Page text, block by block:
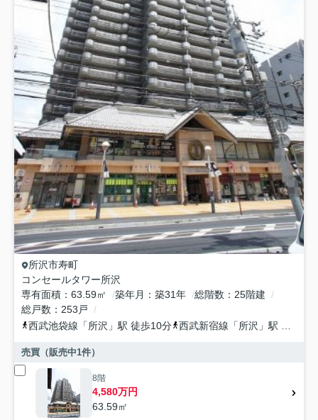
所沢市寿町
コンセールタワー所沢
専有面積
63.59㎡ 築年月 築31年 総階数
25階建
総戸数
253戸
西武池袋線 「所沢 」駅 徒歩10分 西武新宿線 「所沢 」駅 徒歩10分
売買（販売中1件）
8階
4,580万円
63.59㎡